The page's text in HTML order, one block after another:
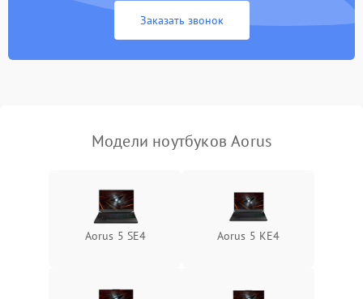
неисправности кулера
пропадание диска
оперативной памяти:
вылеты приложений,
синие экраны
Подробнее →
Заказать звонок
Модели ноутбуков Aorus
Aorus 5 SE4 Aorus 5 KE4